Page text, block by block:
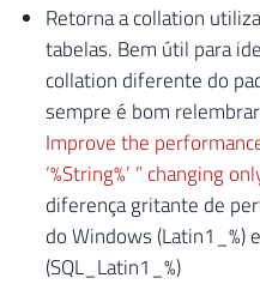
Retorna a collation
tabelas. Bem útil para
collation diferente do
sempre é bom
Improve the
‘%String%’ ” changing
diferença gritante de
do Windows (Latin1_%)
(SQL_Latin1_%)